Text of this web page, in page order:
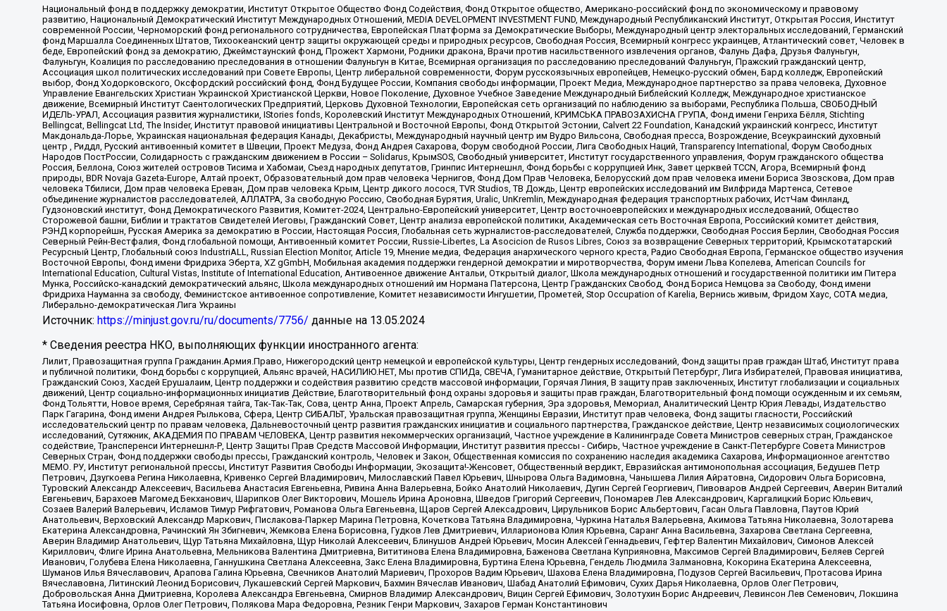
Национальный фонд в поддержку демократии, Институт Открытое Общество Фонд Содействия, Фонд Открытое общество, Американо-российский фонд по экономическому и правовому
развитию, Национальный Демократический Институт Международных Отношений, MEDIA DEVELOPMENT INVESTMENT FUND, Международный Республиканский Институт, Открытая Россия, Институт
современной России, Черноморский фонд регионального сотрудничества, Европейская Платформа за Демократические Выборы, Международный центр электоральных исследований, Германский
фонд Маршалла Соединенных Штатов, Тихоокеанский центр защиты окружающей среды и природных ресурсов, Свободная Россия, Всемирный конгресс украинцев, Атлантический совет, Человек в
беде, Европейский фонд за демократию, Джеймстаунский фонд, Прожект Хармони, Родники дракона, Врачи против насильственного извлечения органов, Фалунь Дафа, Друзья Фалуньгун,
Фалуньгун, Коалиция по расследованию преследования в отношении Фалуньгун в Китае, Всемирная организация по расследованию преследований Фалуньгун, Пражский гражданский центр,
Ассоциация школ политических исследований при Совете Европы, Центр либеральной современности, Форум русскоязычных европейцев, Немецко-русский обмен, Бард колледж, Европейский
выбор, Фонд Ходорковского, Оксфордский российский фонд, Фонд Будущее России, Компания свободы информации, Проект Медиа, Международное партнерство за права человека, Духовное
Управление Евангельских Христиан Украинской Христианской Церкви, Новое Поколение, Духовное Учебное Заведение Международный Библейский Колледж, Международное христианское
движение, Всемирный Институт Саентологических Предприятий, Церковь Духовной Технологии, Европейская сеть организаций по наблюдению за выборами, Республика Польша, СВОБОДНЫЙ
ИДЕЛЬ-УРАЛ, Ассоциация развития журналистики, IStories fonds, Королевский Институт Международных Отношений, КРИМСЬКА ПРАВОЗАХИСНА ГРУПА, Фонд имени Генриха Бёлля, Stichting
Bellingcat, Bellingcat Ltd, The Insider, Институт правовой инициативы Центральной и Восточной Европы, Фонд Открытой Эстонии, Calvert 22 Foundation, Канадский украинский конгресс, Институт
Макдональда-Лорье, Украинская национальная федерация Канады, Декабристы, Международный научный центр им Вудро Вильсона, Свободная пресса, Возрождение, Всеукраинский духовный
центр , Риддл, Русский антивоенный комитет в Швеции, Проект Медуза, Фонд Андрея Сахарова, Форум свободной России, Лига Свободных Наций, Transparеncy International, Форум Свободных
Народов ПостРоссии, Солидарность с гражданским движением в России – Solidarus, КрымSOS, Свободный университет, Институт государственного управления, Форум гражданского общества
Россия, Беллона, Союз жителей островов Тисима и Хабомаи, Съезд народных депутатов, Гринпис Интернешнл, Фонд борьбы с коррупцией Инк, Завет церквей TCCN, Агора, Всемирный фонд
природы, BDR Novaja Gazeta-Europe, Алтай проект, Образовательный дом прав человека Чернигов, Фонд Дом Прав Человека, Белорусский дом прав человека имени Бориса Звозскова, Дом прав
человека Тбилиси, Дом прав человека Ереван, Дом прав человека Крым, Центр дикого лосося, TVR Studios, ТВ Дождь, Центр европейских исследований им Вилфрида Мартенса, Сетевое
объединение журналистов расследователей, АЛЛАТРА, За свободную Россию, Свободная Бурятия, Uralic, UnKremlin, Международная федерация транспортных рабочих, ИстЧам Финланд,
Гудзоновский институт, Фонд Демократического Развития, Комитет-2024, Центрально-Европейский университет, Центр восточноевропейских и международных исследований, Общество
Сторожевой башни, Библии и трактатов Свидетелей Иеговы, Гражданский Совет, Центр анализа европейской политики, Академическая сеть Восточная Европа, Российский комитет действия,
РЭНД корпорейшн, Русская Америка за демократию в России, Настоящая Россия, Глобальная сеть журналистов-расследователей, Служба поддержки, Свободная Россия Берлин, Свободная Россия
Северный Рейн-Вестфалия, Фонд глобальной помощи, Антивоенный комитет России, Russie-Libertes, La Asocicion de Rusos Libres, Союз за возвращение Северных территорий, Крымскотатарский
Ресурсный Центр, Глобальный союз IndustriALL, Russian Election Monitor, Article 19, Мнение медиа, Федерация анархического черного креста, Радио Свободная Европа, Германское общество изучения
Восточной Европы, Фонд имени Фридриха Эберта, XZ gGmbH, Мобильная академия поддержки гендерной демократии и миротворчества, Форум имени Льва Копелева, American Councils for
International Education, Cultural Vistas, Institute of International Education, Антивоенное движение Антальи, Открытый диалог, Школа международных отношений и государственной политики им Питера
Мунка, Российско-канадский демократический альянс, Школа международных отношений им Нормана Патерсона, Центр Гражданских Свобод, Фонд Бориса Немцова за Свободу, Фонд имени
Фридриха Науманна за свободу, Феминистское антивоенное сопротивление, Комитет независимости Ингушетии, Прометей, Stop Occupation of Karelia, Вернись живым, Фридом Хаус, СОТА медиа,
Либерально-демократическая Лига Украины
Источник: https://minjust.gov.ru/ru/documents/7756/ данные на 13.05.2024
* Сведения реестра НКО, выполняющих функции иностранного агента:
Лилит, Правозащитная группа Гражданин.Армия.Право, Нижегородский центр немецкой и европейской культуры, Центр гендерных исследований, Фонд защиты прав граждан Штаб, Институт права
и публичной политики, Фонд борьбы с коррупцией, Альянс врачей, НАСИЛИЮ.НЕТ, Мы против СПИДа, СВЕЧА, Гуманитарное действие, Открытый Петербург, Лига Избирателей, Правовая инициатива,
Гражданский Союз, Хасдей Ерушалаим, Центр поддержки и содействия развитию средств массовой информации, Горячая Линия, В защиту прав заключенных, Институт глобализации и социальных
движений, Центр социально-информационных инициатив Действие, Благотворительный фонд охраны здоровья и защиты прав граждан, Благотворительный фонд помощи осужденным и их семьям,
Фонд Тольятти, Новое время, Серебряная тайга, Так-Так-Так, Сова, центр Анна, Проект Апрель, Самарская губерния, Эра здоровья, Мемориал, Аналитический Центр Юрия Левады, Издательство
Парк Гагарина, Фонд имени Андрея Рылькова, Сфера, Центр СИБАЛЬТ, Уральская правозащитная группа, Женщины Евразии, Институт прав человека, Фонд защиты гласности, Российский
исследовательский центр по правам человека, Дальневосточный центр развития гражданских инициатив и социального партнерства, Гражданское действие, Центр независимых социологических
исследований, Сутяжник, АКАДЕМИЯ ПО ПРАВАМ ЧЕЛОВЕКА, Центр развития некоммерческих организаций, Частное учреждение в Калининграде Совета Министров северных стран, Гражданское
содействие, Трансперенси Интернешнл-Р, Центр Защиты Прав Средств Массовой Информации, Институт развития прессы - Сибирь, Частное учреждение в Санкт-Петербурге Совета Министров
Северных Стран, Фонд поддержки свободы прессы, Гражданский контроль, Человек и Закон, Общественная комиссия по сохранению наследия академика Сахарова, Информационное агентство
МЕМО. РУ, Институт региональной прессы, Институт Развития Свободы Информации, Экозащита!-Женсовет, Общественный вердикт, Евразийская антимонопольная ассоциация, Бедушев Петр
Петрович, Дзугкоева Регина Николаевна, Кривенко Сергей Владимирович, Милославский Павел Юрьевич, Шнырова Ольга Вадимовна, Чанышева Лилия Айратовна, Сидорович Ольга Борисовна,
Туровский Александр Алексеевич, Васильева Анастасия Евгеньевна, Ривина Анна Валерьевна, Бойко Анатолий Николаевич, Дугин Сергей Георгиевич, Пивоваров Андрей Сергеевич, Аверин Виталий
Евгеньевич, Барахоев Магомед Бекханович, Шарипков Олег Викторович, Мошель Ирина Ароновна, Шведов Григорий Сергеевич, Пономарев Лев Александрович, Каргалицкий Борис Юльевич,
Созаев Валерий Валерьевич, Исламов Тимур Рифгатович, Романова Ольга Евгеньевна, Щаров Сергей Алексадрович, Цирульников Борис Альбертович, Гасан Ольга Павловна, Паутов Юрий
Анатольевич, Верховский Александр Маркович, Пислакова-Паркер Марина Петровна, Кочеткова Татьяна Владимировна, Чуркина Наталья Валерьевна, Акимова Татьяна Николаевна, Золотарева
Екатерина Александровна, Рачинский Ян Збигневич, Жемкова Елена Борисовна, Гудков Лев Дмитриевич, Илларионова Юлия Юрьевна, Саранг Анна Васильевна, Захарова Светлана Сергеевна,
Аверин Владимир Анатольевич, Щур Татьяна Михайловна, Щур Николай Алексеевич, Блинушов Андрей Юрьевич, Мосин Алексей Геннадьевич, Гефтер Валентин Михайлович, Симонов Алексей
Кириллович, Флиге Ирина Анатольевна, Мельникова Валентина Дмитриевна, Вититинова Елена Владимировна, Баженова Светлана Куприяновна, Максимов Сергей Владимирович, Беляев Сергей
Иванович, Голубева Елена Николаевна, Ганнушкина Светлана Алексеевна, Закс Елена Владимировна, Буртина Елена Юрьевна, Гендель Людмила Залмановна, Кокорина Екатерина Алексеевна,
Шуманов Илья Вячеславович, Арапова Галина Юрьевна, Свечников Анатолий Мариевич, Прохоров Вадим Юрьевич, Шахова Елена Владимировна, Подузов Сергей Васильевич, Протасова Ирина
Вячеславовна, Литинский Леонид Борисович, Лукашевский Сергей Маркович, Бахмин Вячеслав Иванович, Шабад Анатолий Ефимович, Сухих Дарья Николаевна, Орлов Олег Петрович,
Добровольская Анна Дмитриевна, Королева Александра Евгеньевна, Смирнов Владимир Александрович, Вицин Сергей Ефимович, Золотухин Борис Андреевич, Левинсон Лев Семенович, Локшина
Татьяна Иосифовна, Орлов Олег Петрович, Полякова Мара Федоровна, Резник Генри Маркович, Захаров Герман Константинович